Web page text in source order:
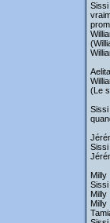
Sissi
(Le
Sissi
Sissi
Milly
Sissi
Milly
Milly